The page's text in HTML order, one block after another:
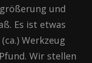
und
Es ist etwas
Werkzeug
Wir stellen